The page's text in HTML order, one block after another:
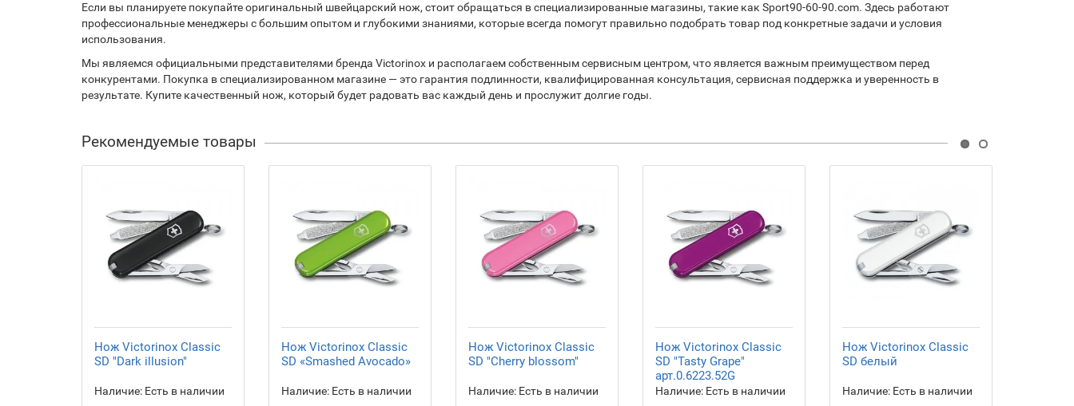
Если вы планируете покупайте оригинальный швейцарский нож, стоит обращаться в специализированные магазины, такие как Sport90-60-90.com. Здесь работают
профессиональные менеджеры с большим опытом и глубокими знаниями, которые всегда помогут правильно подобрать товар под конкретные задачи и условия
использования.
Мы являемся официальными представителями бренда Victorinox и располагаем собственным сервисным центром, что является важным преимуществом перед
конкурентами. Покупка в специализированном магазине — это гарантия подлинности, квалифицированная консультация, сервисная поддержка и уверенность в
результате. Купите качественный нож, который будет радовать вас каждый день и прослужит долгие годы.
Рекомендуемые товары
Нож Victorinox Сlassic
SD "Dark illusion"
Наличие: Есть в наличии
Нож Victorinox Сlassic
SD «Smashed Avocado»
Наличие: Есть в наличии
Нож Victorinox Сlassic
SD "Cherry blossom"
Наличие: Есть в наличии
Нож Victorinox Сlassic
SD "Tasty Grape"
арт.0.6223.52G
Наличие: Есть в наличии
Нож Victorinox Сlassic
SD белый
Наличие: Есть в наличии